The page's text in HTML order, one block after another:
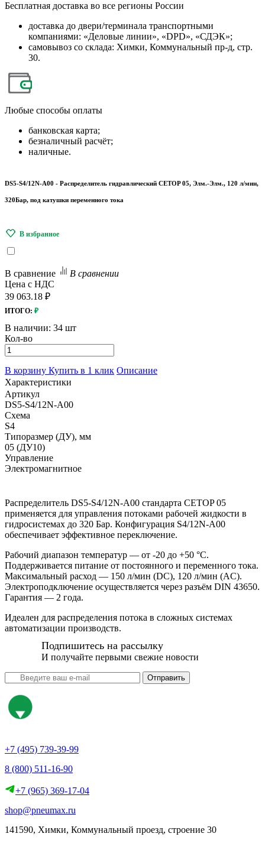
Бесплатная доставка во все регионы России
доставка до двери/терминала транспортными
компаниями: «Деловые линии», «DPD», «СДЭК»;
самовывоз со склада: Химки, Коммунальный пр-д, стр.
30.
Любые способы оплаты
банковская карта;
безналичный расчёт;
наличные.
DS5-S4/12N-A00 - Распределитель гидравлический CETOP 05, Элм.-Элм., 120 л/мин,
320Бар, под катушки переменного тока
В сравнение
В сравнении
Цена с НДС
39 063.18 ₽
ИТОГО: ₽
В наличии: 34 шт
Кол-во
В корзину Купить в 1 клик Описание
Характеристики
Артикул
DS5-S4/12N-A00
Схема
S4
Типоразмер (ДУ), мм
05 (ДУ10)
Управление
Электромагнитное
Распределитель DS5-S4/12N-A00 стандарта CETOP 05
применяется для управления потоками рабочей жидкости в
гидросистемах до 320 Бар. Конфигурация S4/12N-A00
обеспечивает эффективное переключение.
Рабочий диапазон температур — от -20 до +50 °C.
Поддерживается питание от постоянного и переменного тока.
Максимальный расход — 150 л/мин (DC), 120 л/мин (AC).
Электроподключение осуществляется через разъём DIN 43650.
Гарантия — 2 года.
Идеален для распределения потока в сложных системах
автоматизации производств.
Подпишитесь на рассылку
И получайте первыми свежие новости
Отправить
+7 (495) 739-39-99
8 (800) 511-16-90
+7 (965) 369-17-04
shop@pneumax.ru
141590, Химки, Коммунальный проезд, строение 30